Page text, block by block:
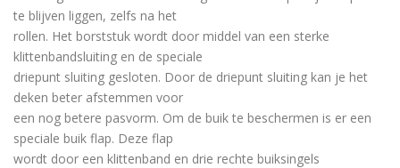
te blijven liggen, zelfs na het
rollen. Het borststuk wordt door middel van een sterke
klittenbandsluiting en de speciale
driepunt sluiting gesloten. Door de driepunt sluiting kan je het
deken beter afstemmen voor
een nog betere pasvorm. Om de buik te beschermen is er een
speciale buik flap. Deze flap
wordt door een klittenband en drie rechte buiksingels